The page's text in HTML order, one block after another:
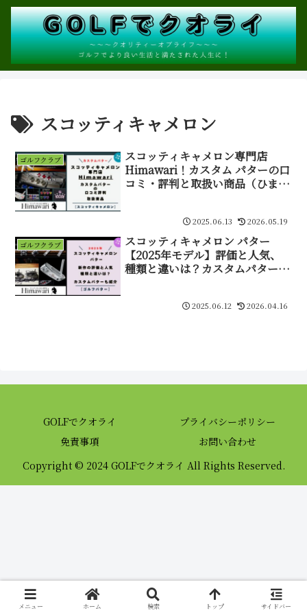
スコッティキャメロン
ゴルフクラブ
スコッティキャメロン専門店
Himawari！カスタム パターの口
コミ・評判と取扱い商品（ひまわ
2025.06.13 2026.05.19
ゴルフクラブ
スコッティキャメロン パター
【2025年モデル】評価と人気、
種類と違いは？カスタムパターも
2025.06.12 2026.04.16
GOLFでクオライ
プライバシーポリシー
免責事項
お問い合わせ
Copyright © 2024 GOLFでクオライ All Rights Reserved.
メニュー ホーム 検索 トップ サイドバー